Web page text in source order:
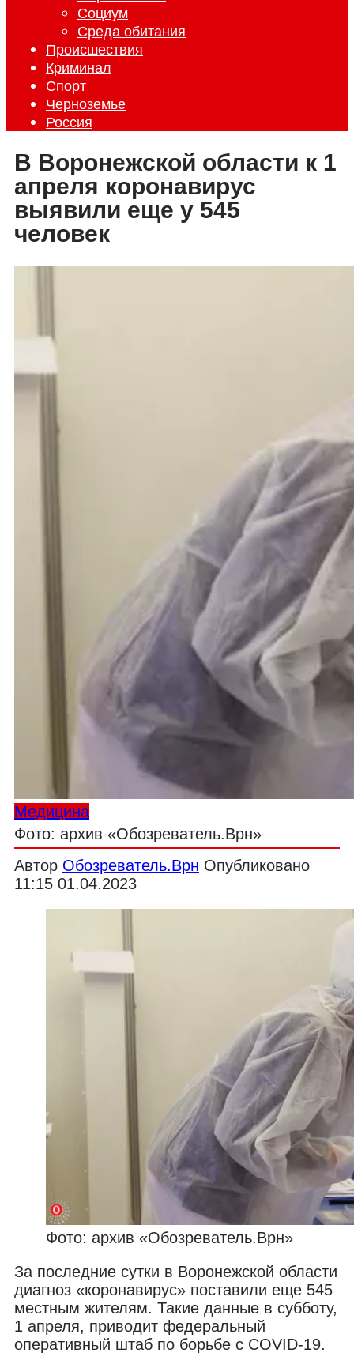
Социум
Среда обитания
Происшествия
Криминал
Спорт
Черноземье
Россия
В Воронежской области к 1
апреля коронавирус
выявили еще у 545
человек
Медицина
Фото: архив «Обозреватель.Врн»
Автор Обозреватель.Врн Опубликовано
11:15 01.04.2023
Фото: архив «Обозреватель.Врн»
За последние сутки в Воронежской области
диагноз «коронавирус» поставили еще 545
местным жителям. Такие данные в субботу,
1 апреля, приводит федеральный
оперативный штаб по борьбе с COVID-19.